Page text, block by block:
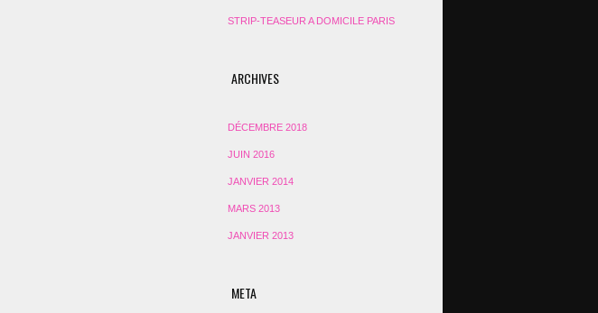
STRIP-TEASEUR A DOMICILE PARIS
ARCHIVES
DÉCEMBRE 2018
JUIN 2016
JANVIER 2014
MARS 2013
JANVIER 2013
META